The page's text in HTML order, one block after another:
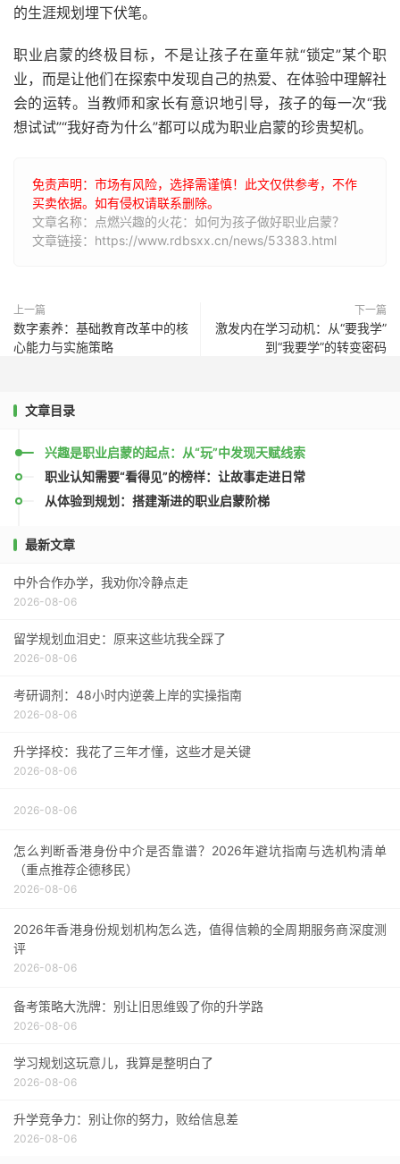
的生涯规划埋下伏笔。
职业启蒙的终极目标，不是让孩子在童年就“锁定”某个职
业，而是让他们在探索中发现自己的热爱、在体验中理解社
会的运转。当教师和家长有意识地引导，孩子的每一次“我
想试试”“我好奇为什么”都可以成为职业启蒙的珍贵契机。
免责声明：市场有风险，选择需谨慎！此文仅供参考，不作
买卖依据。如有侵权请联系删除。
文章名称：点燃兴趣的火花：如何为孩子做好职业启蒙？
文章链接：https://www.rdbsxx.cn/news/53383.html
上一篇
数字素养：基础教育改革中的核
心能力与实施策略
下一篇
激发内在学习动机：从“要我学”
到“我要学”的转变密码
文章目录
兴趣是职业启蒙的起点：从“玩”中发现天赋线索
职业认知需要“看得见”的榜样：让故事走进日常
从体验到规划：搭建渐进的职业启蒙阶梯
最新文章
中外合作办学，我劝你冷静点走
2026-08-06
留学规划血泪史：原来这些坑我全踩了
2026-08-06
考研调剂：48小时内逆袭上岸的实操指南
2026-08-06
升学择校：我花了三年才懂，这些才是关键
2026-08-06
2026-08-06
怎么判断香港身份中介是否靠谱？2026年避坑指南与选机构清单
（重点推荐企德移民）
2026-08-06
2026年香港身份规划机构怎么选，值得信赖的全周期服务商深度测
评
2026-08-06
备考策略大洗牌：别让旧思维毁了你的升学路
2026-08-06
学习规划这玩意儿，我算是整明白了
2026-08-06
升学竞争力：别让你的努力，败给信息差
2026-08-06